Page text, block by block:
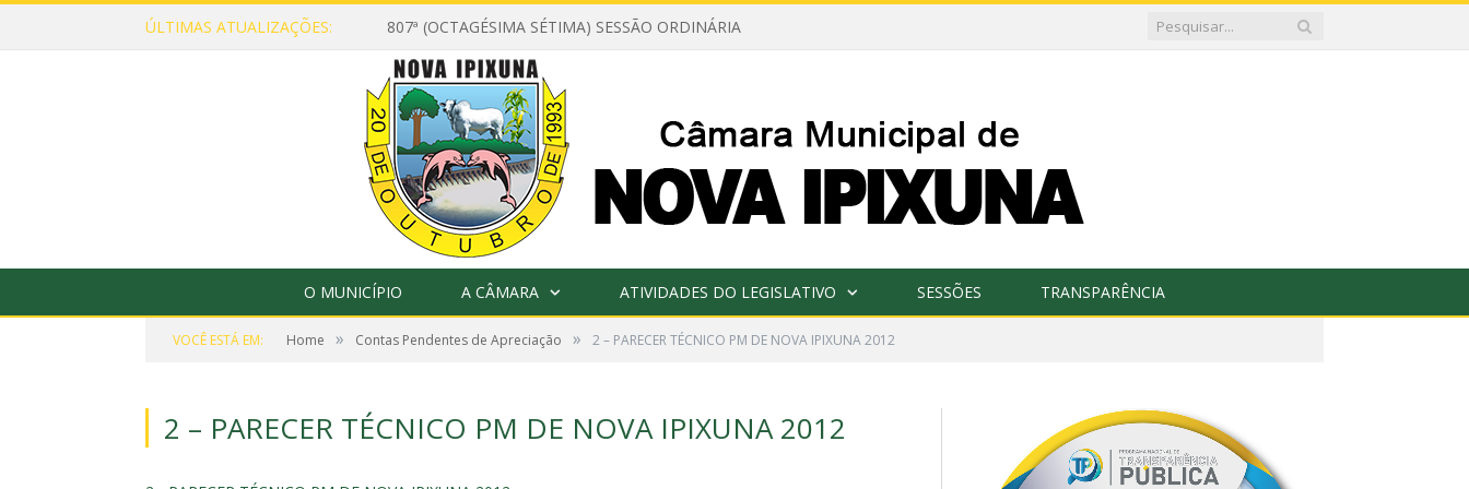
ÚLTIMAS ATUALIZAÇÕES: 807ª (OCTAGÉSIMA SÉTIMA) SESSÃO ORDINÁRIA
O MUNICÍPIO A CÂMARA ATIVIDADES DO LEGISLATIVO SESSÕES TRANSPARÊNCIA
VOCÊ ESTÁ EM: Home » Contas Pendentes de Apreciação » 2 – PARECER TÉCNICO PM DE NOVA IPIXUNA 2012
2 – PARECER TÉCNICO PM DE NOVA IPIXUNA 2012